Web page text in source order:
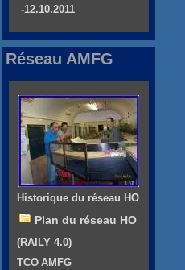
-12.10.2011
Réseau AMFG
Historique du réseau HO
Plan du réseau HO
(RAILY 4.0)
TCO AMFG